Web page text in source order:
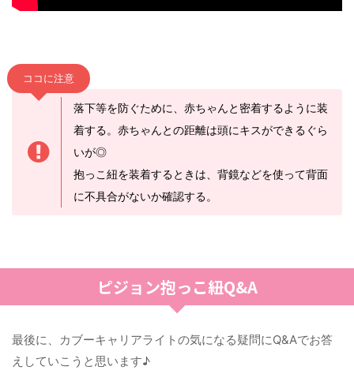
ココに注意
落下等を防ぐために、赤ちゃんと密着するように装
着する。赤ちゃんとの距離は頭にキスができるぐら
いが◎
抱っこ紐を装着するときは、背鏡などを使って背面
に不具合がないか確認する。
ピジョン抱っこ紐Q&A
最後に、カブーキャリアライトの気になる疑問にQ&Aでお答
えしていこうと思います♪